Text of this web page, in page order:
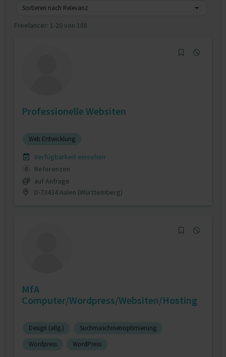
Sortieren nach Relevanz
Freelancer: 1-20 von 188
Professionelle Websiten
Web Entwicklung
Verfügbarkeit einsehen
0
Referenzen
auf Anfrage
D-73434 Aalen (Württemberg)
MfA
Computer/Wordpress/Websiten/Hosting
Design (allg.)
Suchmaschinenoptimierung
Wordpress
WordPress